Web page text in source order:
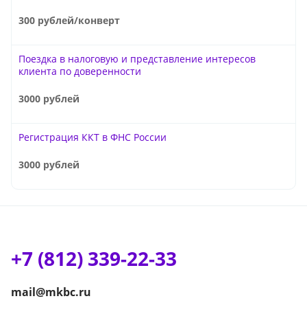
300 рублей/конверт
Поездка в налоговую и представление интересов
клиента по доверенности
3000 рублей
Регистрация ККТ в ФНС России
3000 рублей
+7 (812) 339-22-33
mail@mkbc.ru